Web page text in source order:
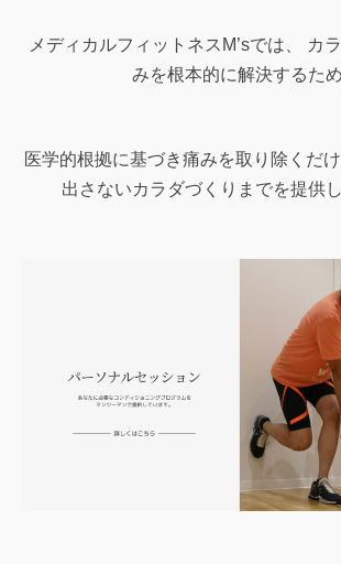
メディカルフィットネスM’sでは、
カ
みを根本的に解決するため
医学的根拠に基づき痛みを取り除くだけ
出さないカラダづくりまでを提供